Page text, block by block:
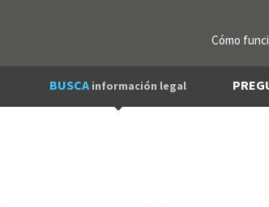
Cómo
BUSCA información legal